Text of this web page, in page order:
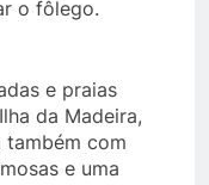
o fôlego.
e praias
da Madeira,
também com
e uma